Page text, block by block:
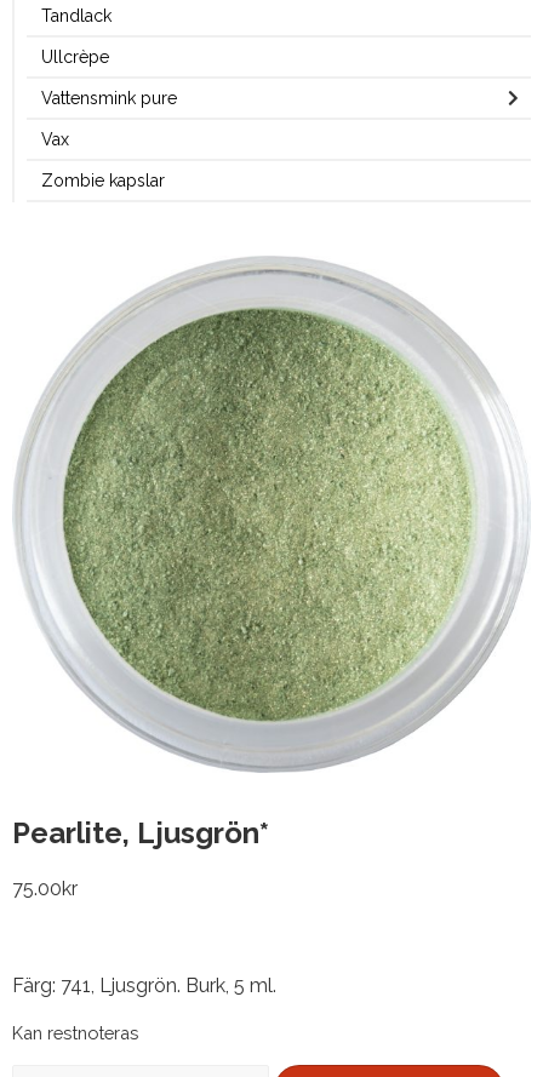
Tandlack
Ullcrèpe
Vattensmink pure
Vax
Zombie kapslar
Pearlite, Ljusgrön*
75.00kr
Färg: 741, Ljusgrön. Burk, 5 ml.
Kan restnoteras